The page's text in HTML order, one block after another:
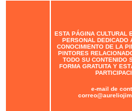
ESTA PÁGINA CULTURAL
PERSONAL DEDICADO
CONOCIMIENTO DE LA
PINTORES
TODO SU CONTENIDO
FORMA GRATUITA Y
e-mail de